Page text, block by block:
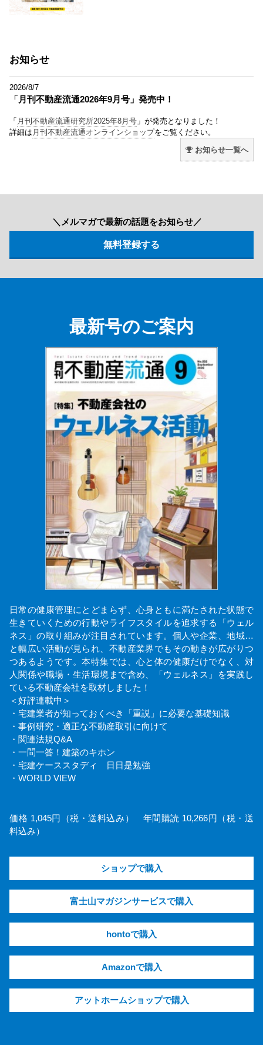
お知らせ
2026/8/7
「月刊不動産流通2026年9月号」発売中！
「 月刊不動産流通研究所2025年8月号 」が発売となりました！
詳細は 月刊不動産流通オンラインショップをご覧ください。
お知らせ一覧へ
＼メルマガで最新の話題をお知らせ／
最新号のご案内
日常の健康管理にとどまらず、心身ともに満たされた状態で
生きていくための行動やライフスタイルを追求する「ウェル
ネス」の取り組みが注目されています。個人や企業、地域…
と幅広い活動が見られ、不動産業界でもその動きが広がりつ
つあるようです。本特集では、心と体の健康だけでなく、対
人関係や職場・生活環境まで含め、「ウェルネス」を実践し
ている不動産会社を取材しました！
＜好評連載中＞
・宅建業者が知っておくべき「重説」に必要な基礎知識
・事例研究・適正な不動産取引に向けて
・関連法規Q&A
・一問一答！建築のキホン
・宅建ケーススタディ 日日是勉強
・WORLD VIEW
価格 1,045円（税・送料込み） 年間購読 10,266円（税・送
料込み）
ショップで購入
富士山マガジンサービスで購入
hontoで購入
Amazonで購入
アットホームショップで購入